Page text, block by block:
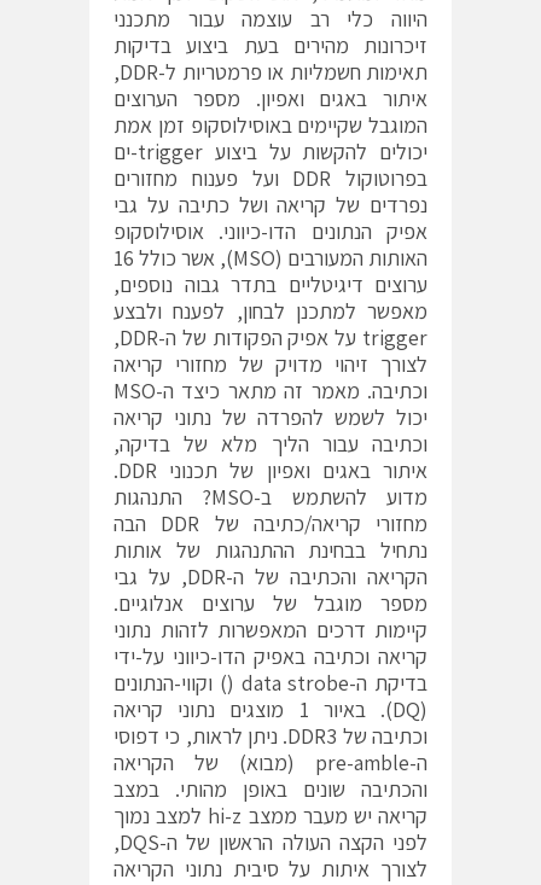
היווה כלי רב עוצמה עבור מתכנני
זיכרונות מהירים בעת ביצוע בדיקות
תאימות חשמליות או פרמטריות ל-DDR,
איתור באגים ואפיון. מספר הערוצים
המוגבל שקיימים באוסילוסקופ זמן אמת
יכולים להקשות על ביצוע trigger-ים
בפרוטוקול DDR ועל פענוח מחזורים
נפרדים של קריאה ושל כתיבה על גבי
אפיק הנתונים הדו-כיווני. אוסילוסקופ
האותות המעורבים (MSO), אשר כולל 16
ערוצים דיגיטליים בתדר גבוה נוספים,
מאפשר למתכנן לבחון, לפענח ולבצע
trigger על אפיק הפקודות של ה-DDR,
לצורך זיהוי מדויק של מחזורי קריאה
וכתיבה. מאמר זה מתאר כיצד ה-MSO
יכול לשמש להפרדה של נתוני קריאה
וכתיבה עבור הליך מלא של בדיקה,
איתור באגים ואפיון של תכנוני DDR.
מדוע להשתמש ב-MSO? התנהגות
מחזורי קריאה/כתיבה של DDR הבה
נתחיל בבחינת ההתנהגות של אותות
הקריאה והכתיבה של ה-DDR, על גבי
מספר מוגבל של ערוצים אנלוגיים.
קיימות דרכים המאפשרות לזהות נתוני
קריאה וכתיבה באפיק הדו-כיווני על-ידי
בדיקת ה-data strobe () וקווי-הנתונים
(DQ). באיור 1 מוצגים נתוני קריאה
וכתיבה של DDR3. ניתן לראות, כי דפוסי
ה-pre-amble (מבוא) של הקריאה
והכתיבה שונים באופן מהותי. במצב
קריאה יש מעבר ממצב hi-z למצב נמוך
לפני הקצה העולה הראשון של ה-DQS,
לצורך איתות על סיבית נתוני הקריאה